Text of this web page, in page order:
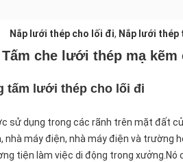
Nắp lưới thép cho lối đi, Nắp lưới
Tấm che lưới thép mạ
tấm lưới thép cho lối đi
sử dụng trong các rãnh trên mặt đất
nhà máy điện, nhà máy điện và
tiện làm việc di động trong